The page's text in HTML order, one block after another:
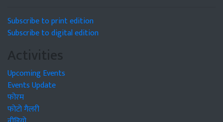
Subscribe to print edition
Subscribe to digital edition
Activities
Upcoming Events
Events Update
फोरम
फोटो गैलरी